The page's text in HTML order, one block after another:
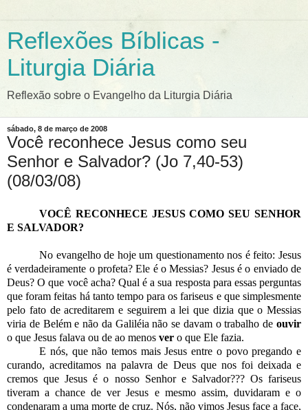
Reflexões Bíblicas -
Liturgia Diária
Reflexão sobre o Evangelho da Liturgia Diária
sábado, 8 de março de 2008
Você reconhece Jesus como seu
Senhor e Salvador? (Jo 7,40-53)
(08/03/08)
VOCÊ RECONHECE JESUS COMO SEU SENHOR
E SALVADOR?
No evangelho de hoje um questionamento nos é feito: Jesus
é verdadeiramente o profeta? Ele é o Messias? Jesus é o enviado de
Deus? O que você acha? Qual é a sua resposta para essas perguntas
que foram feitas há tanto tempo para os fariseus e que simplesmente
pelo fato de acreditarem e seguirem a lei que dizia que o Messias
viria de Belém e não da Galiléia não se davam o trabalho de ouvir
o que Jesus falava ou de ao menos ver o que Ele fazia.
E nós, que não temos mais Jesus entre o povo pregando e
curando, acreditamos na palavra de Deus que nos foi deixada e
cremos que Jesus é o nosso Senhor e Salvador??? Os fariseus
tiveram a chance de ver Jesus e mesmo assim, duvidaram e o
condenaram a uma morte de cruz. Nós, não vimos Jesus face a face,